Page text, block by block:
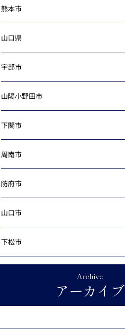
熊本市
山口県
宇部市
山陽小野田市
下関市
周南市
防府市
山口市
下松市
Archive
アーカイブ